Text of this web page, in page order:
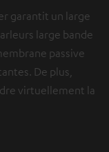
garantit un large
large bande
passive
De plus,
virtuellement la